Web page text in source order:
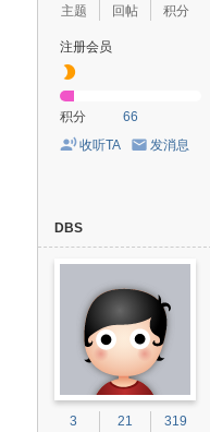
主题
回帖
积分
注册会员
积分
66
收听TA
发消息
DBS
3
21
319